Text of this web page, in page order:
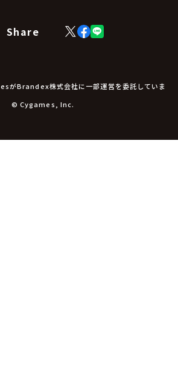
Share
X
(Twitter)
Facebook
LINE
がBrandex株式会社に一部運営を委託していま
© Cygames, Inc.